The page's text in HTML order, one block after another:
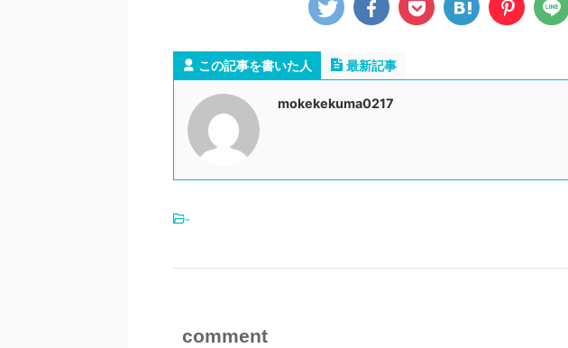
この記事を書いた人 最新記事
mokekekuma0217
-
comment